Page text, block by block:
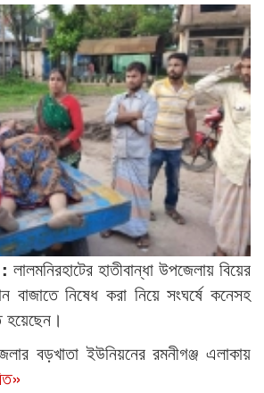
লালমনিরহাটের হাতীবান্ধা উপজেলায় বিয়ের
বাজাতে নিষেধ করা নিয়ে সংঘর্ষে কনেসহ
বড়খাতা ইউনিয়নের রমনীগঞ্জ এলাকায়